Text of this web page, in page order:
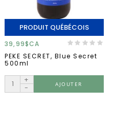
PRODUIT QUÉBÉCOIS
39,99$CA
PEKE SECRET, Blue Secret
500ml
+
-
AJOUTER